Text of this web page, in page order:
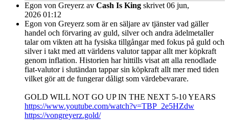
Egon von Greyerz av Cash Is King skrivet 06 jun,
2026 01:12
Egon von Greyerz som är en säljare av tjänster vad gäller
handel och förvaring av guld, silver och andra ädelmetaller
talar om vikten att ha fysiska tillgångar med fokus på guld och
silver i takt med att världens valutor tappar allt mer köpkraft
genom inflation. Historien har hittills visat att alla renodlade
fiat-valutor i slutändan tappar sin köpkraft allt mer med tiden
vilket gör att de fungerar dåligt som värdebevarare.
GOLD WILL NOT GO UP IN THE NEXT 5-10 YEARS
https://www.youtube.com/watch?v=TBP_2e5HZdw
https://vongreyerz.gold/